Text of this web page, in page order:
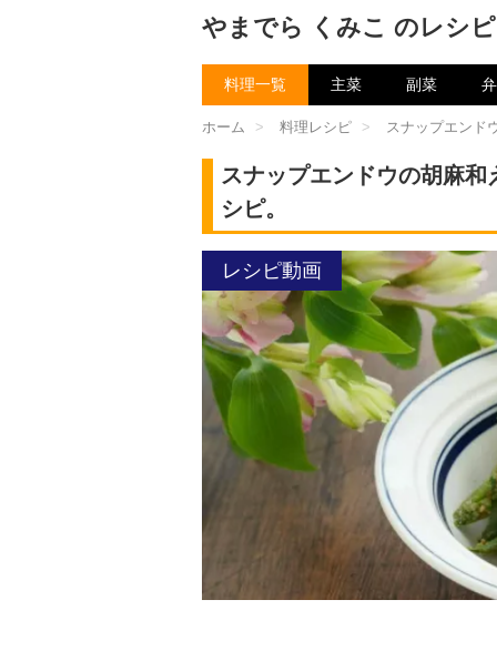
やまでら くみこ のレシピ
料理一覧 主菜 副菜
ホーム > 料理レシピ > スナップエンド
スナップエンドウの胡麻
シピ。
レシピ動画